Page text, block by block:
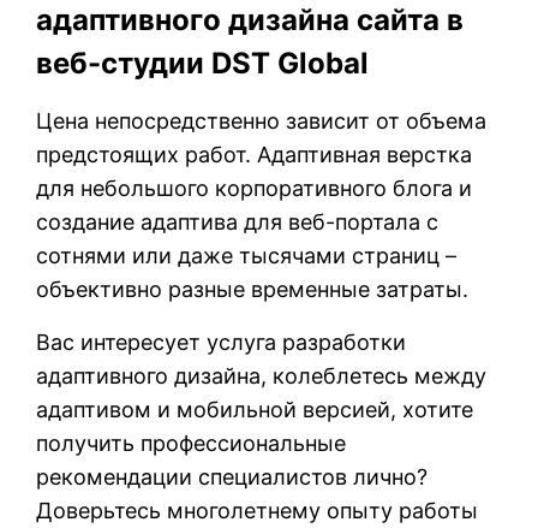
адаптивного дизайна сайта в
веб-студии DST Global
Цена непосредственно зависит от объема
предстоящих работ. Адаптивная верстка
для небольшого корпоративного блога и
создание адаптива для веб-портала с
сотнями или даже тысячами страниц –
объективно разные временные затраты.
Вас интересует услуга разработки
адаптивного дизайна, колеблетесь между
адаптивом и мобильной версией, хотите
получить профессиональные
рекомендации специалистов лично?
Доверьтесь многолетнему опыту работы